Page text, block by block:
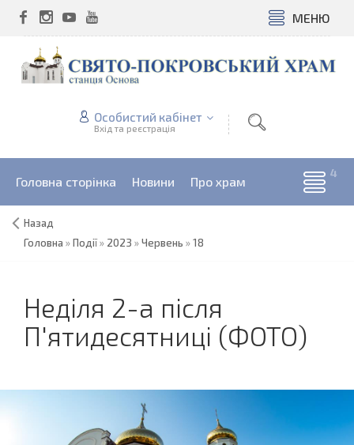
МЕНЮ
Особистий кабінет
Вхід та реєстрація
Головна сторінка Новини Про храм
Назад
Головна »Події» 2023 »Червень »18
Неділя 2-а після
П'ятидесятниці (ФОТО)